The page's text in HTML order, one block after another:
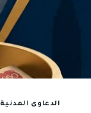
الدعاوى المدنية